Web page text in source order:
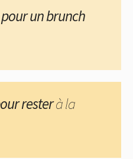
un brunch
resterà la